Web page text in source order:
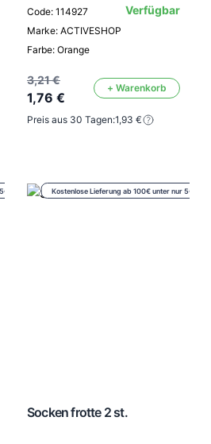
Code: 114927
Marke: ACTIVESHOP
Farbe: Orange
Verfügbar
3,21 €
1,76 €
+ Warenkorb
Preis aus 30 Tagen:1,93 €
Kostenlose Lieferung ab 100€ unter nur 5€
Socken frotte 2 st.